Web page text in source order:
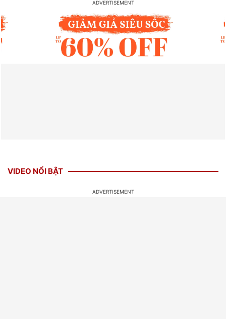
VIDEO NỔI BẬT